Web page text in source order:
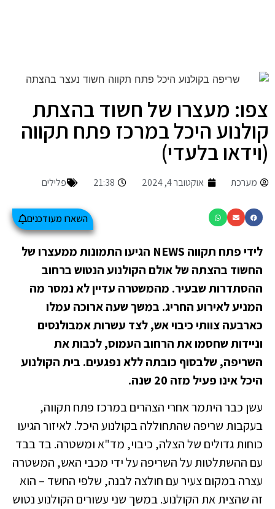
צפו: מעצרו של חשוד בהצתת
קולנוע היכל במרכז פתח תקווה
(וידאו בלעדי)
מערכת אוקטובר 4, 2024 21:38 פלילים
השארו מעודכנים
לידי פתח תקווה NEWS הגיעו התמונות ממעצרו של
החשוד בהצתה של אולם הקולנוע הנטוש ברחוב
ההסתדרות שבעיר. מהמשטרה עדיין לא נמסר מה
המניע לאירוע החריג. במשך שעה ארוכה עמלו
כארבעה צוותי כיבוי אש, לצד עשרות אמבולנסים
וניידות שחסמו את הרחוב העמוס, לכבות את
השריפה, שלבסוף כובתה ללא נפגעים. בית הקולנוע
היכל אינו פעיל מזה 20 שנה.
עשן כבר היתמר אחרי הצהרים במרכז פתח תקווה,
בעקבות שריפה שהתחוללה בקולנוע היכל. לאיזור הגיעו
כוחות גדולים של הצלה, כיבוי, מד"א ומשטרה. בד בבד
עם ההשתלטות על השריפה על ידי מכבי האש, המשטרה
עצרה במקום צעיר עם חולצה לבנה, שלפי החשד – הוא
זה שהצית את הקולנוע. במשך שני עשורים הקולנוע נטוש